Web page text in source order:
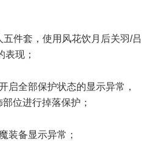
件套，使用风花饮月后关羽/吕
表现；
启全部保护状态的显示异常，
位进行掉落保护；
装备显示异常；